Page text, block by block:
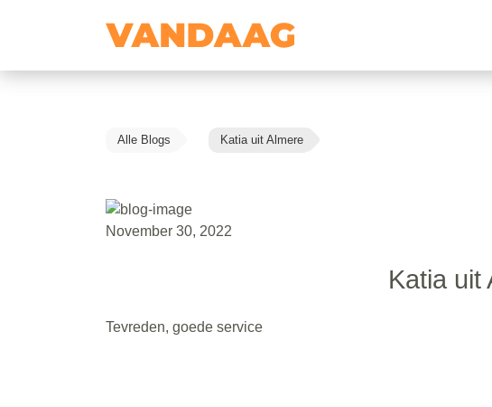
Alle Blogs Katia uit Almere
November 30, 2022
Katia uit
Tevreden, goede service